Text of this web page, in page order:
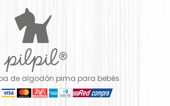
de algodón pima para bebés